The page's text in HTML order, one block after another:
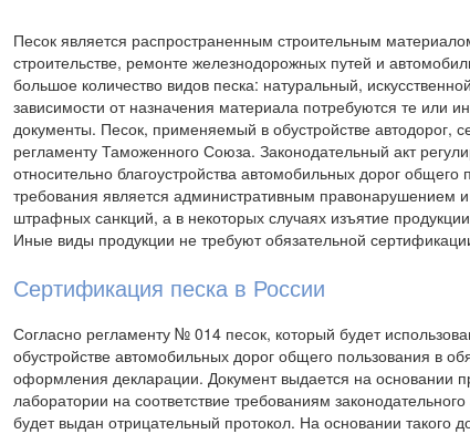
Песок является распространенным строительным
строительстве, ремонте железнодорожных путей и
большое количество видов песка: натуральный,
зависимости от назначения материала потребуются те или
документы. Песок, применяемый в обустройстве автодорог,
регламенту Таможенного Союза. Законодательный акт
относительно благоустройства автомобильных дорог
требования является административным правонарушением
штрафных санкций, а в некоторых случаях изъятие
Иные виды продукции не требуют обязательной
Сертификация песка в России
Согласно регламенту № 014 песок, который будет
обустройстве автомобильных дорог общего пользования в
оформления декларации. Документ выдается на основании
лаборатории на соответствие требованиям
будет выдан отрицательный протокол. На основании такого